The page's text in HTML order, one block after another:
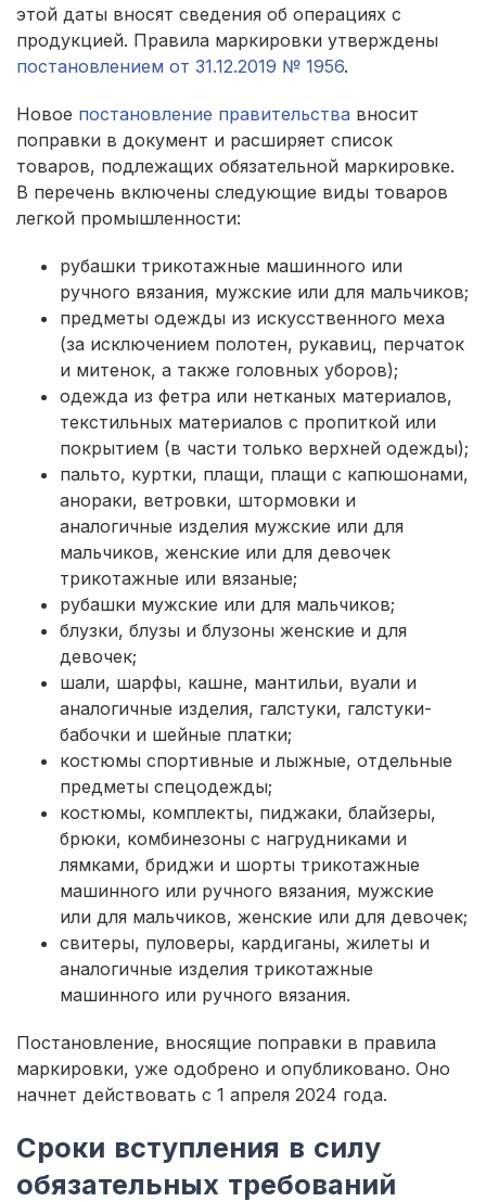
этой даты вносят сведения об операциях с
продукцией. Правила маркировки утверждены
постановлением от 31.12.2019 № 1956.
Новое постановление правительства вносит
поправки в документ и расширяет список
товаров, подлежащих обязательной маркировке.
В перечень включены следующие виды товаров
легкой промышленности:
рубашки трикотажные машинного или
ручного вязания, мужские или для мальчиков;
предметы одежды из искусственного меха
(за исключением полотен, рукавиц, перчаток
и митенок, а также головных уборов);
одежда из фетра или нетканых материалов,
текстильных материалов с пропиткой или
покрытием (в части только верхней одежды);
пальто, куртки, плащи, плащи с капюшонами,
анораки, ветровки, штормовки и
аналогичные изделия мужские или для
мальчиков, женские или для девочек
трикотажные или вязаные;
рубашки мужские или для мальчиков;
блузки, блузы и блузоны женские и для
девочек;
шали, шарфы, кашне, мантильи, вуали и
аналогичные изделия, галстуки, галстуки-
бабочки и шейные платки;
костюмы спортивные и лыжные, отдельные
предметы спецодежды;
костюмы, комплекты, пиджаки, блайзеры,
брюки, комбинезоны с нагрудниками и
лямками, бриджи и шорты трикотажные
машинного или ручного вязания, мужские
или для мальчиков, женские или для девочек;
свитеры, пуловеры, кардиганы, жилеты и
аналогичные изделия трикотажные
машинного или ручного вязания.
Постановление, вносящие поправки в правила
маркировки, уже одобрено и опубликовано. Оно
начнет действовать с 1 апреля 2024 года.
Сроки вступления в силу
обязательных требований